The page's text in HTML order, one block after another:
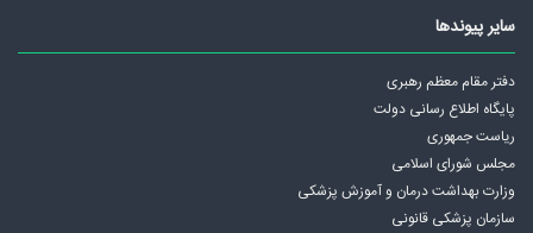
سایر پیوندها
دفتر مقام معظم رهبری
پايگاه اطلاع رسانی دولت
ریاست جمهوری
مجلس شورای اسلامی
وزارت بهداشت درمان و آموزش پزشکی
سازمان پزشکی قانونی